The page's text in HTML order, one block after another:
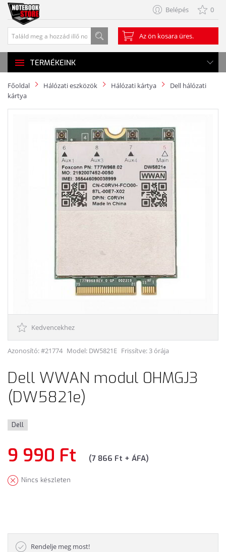
Belépés 0
Az ön kosara üres.
TERMÉKEINK
Főoldal Hálózati eszközök Hálózati kártya
Dell hálózati
kártya
Kedvencekhez
Azonosító: #21774 Model: DW5821E Frissítve: 3 órája
Dell WWAN modul 0HMGJ3
(DW5821e)
Dell
9 990 Ft (7 866 Ft + ÁFA)
Nincs készleten
Rendelje meg most!